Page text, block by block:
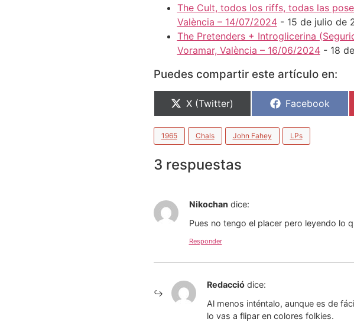
The Cult, todos los riffs, todas las
València – 14/07/2024- 15 de julio de
The Pretenders + Introglicerina
Voramar, València – 16/06/2024- 18
Puedes compartir este artículo en:
X (Twitter) Facebook
1965 Chals John Fahey LPs
3 respuestas
Nikochan dice:
Pues no tengo el placer pero leyendo lo
Responder
Redacció dice:
Al menos inténtalo, aunque es de
lo vas a flipar en colores folkies.